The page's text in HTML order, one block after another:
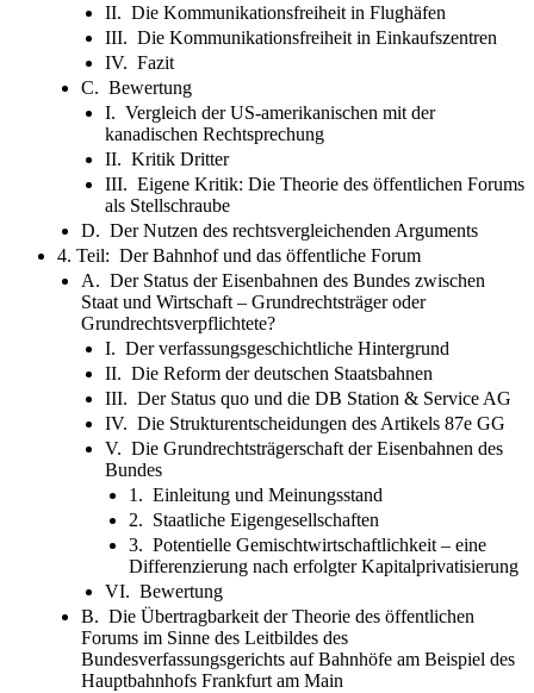
II. Die Kommunikationsfreiheit in Flughäfen
III. Die Kommunikationsfreiheit in Einkaufszentren
IV. Fazit
C. Bewertung
I. Vergleich der US-amerikanischen mit der
kanadischen Rechtsprechung
II. Kritik Dritter
III. Eigene Kritik: Die Theorie des öffentlichen Forums
als Stellschraube
D. Der Nutzen des rechtsvergleichenden Arguments
4. Teil: Der Bahnhof und das öffentliche Forum
A. Der Status der Eisenbahnen des Bundes zwischen
Staat und Wirtschaft – Grundrechtsträger oder
Grundrechtsverpflichtete?
I. Der verfassungsgeschichtliche Hintergrund
II. Die Reform der deutschen Staatsbahnen
III. Der Status quo und die DB Station & Service AG
IV. Die Strukturentscheidungen des Artikels 87e GG
V. Die Grundrechtsträgerschaft der Eisenbahnen des
Bundes
1. Einleitung und Meinungsstand
2. Staatliche Eigengesellschaften
3. Potentielle Gemischtwirtschaftlichkeit – eine
Differenzierung nach erfolgter Kapitalprivatisierung
VI. Bewertung
B. Die Übertragbarkeit der Theorie des öffentlichen
Forums im Sinne des Leitbildes des
Bundesverfassungsgerichts auf Bahnhöfe am Beispiel des
Hauptbahnhofs Frankfurt am Main